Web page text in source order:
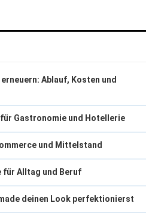
Ablauf, Kosten und
Gastronomie und Hotellerie
und Mittelstand
für Alltag und Beruf
deinen Look perfektionierst